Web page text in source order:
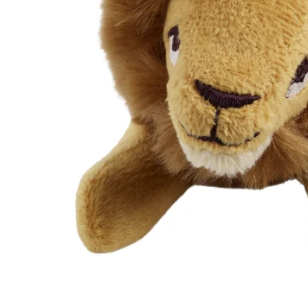
Image zoomed out, normal view